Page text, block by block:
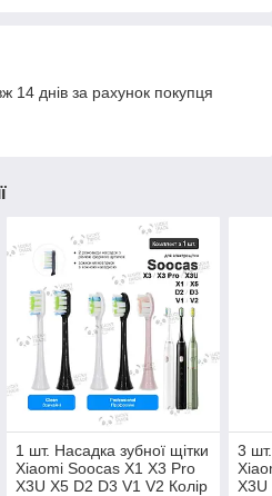
14 днів за рахунок покупця
1 шт. Насадка зубної щітки
Xiaomi Soocas X1 X3 Pro
X3U X5 D2 D3 V1 V2 Колір
3
X3U